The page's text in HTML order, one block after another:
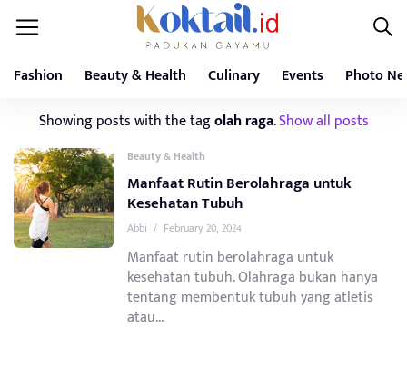
Fashion Beauty & Health Culinary Events Photo
Showing posts with the tagolah raga.Show all posts
Beauty & Health
Manfaat Rutin Berolahraga untuk
Kesehatan Tubuh
Abbi / February 20, 2024
Manfaat rutin berolahraga untuk
kesehatan tubuh. Olahraga bukan hanya
tentang membentuk tubuh yang atletis
atau...